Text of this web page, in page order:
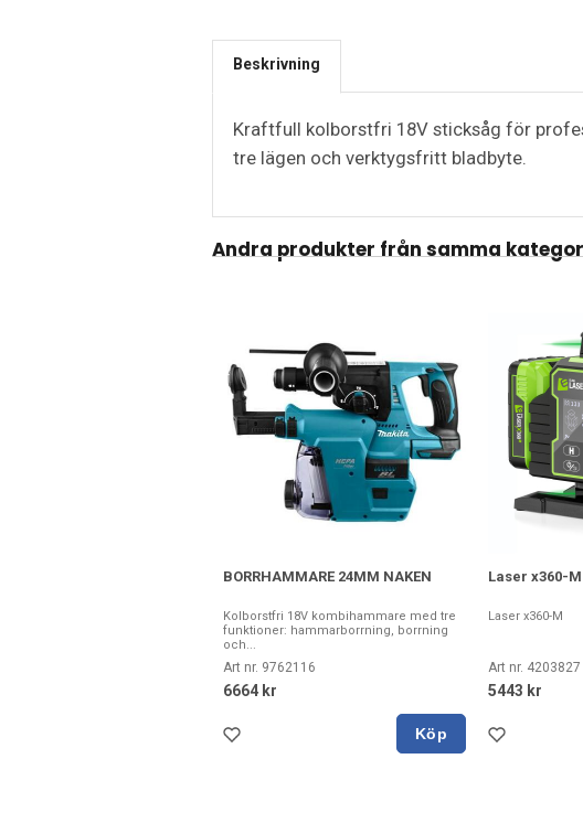
Beskrivning
Kraftfull kolborstfri 18V sticksåg för
tre lägen och verktygsfritt bladbyte.
Andra produkter från samma
BORRHAMMARE 24MM NAKEN
Kolborstfri 18V kombihammare med tre
funktioner: hammarborrning, borrning
och...
Art nr. 9762116
6664 kr
Köp
Laser x360-M
Laser x360-M
Art nr. 4203827
5443 kr